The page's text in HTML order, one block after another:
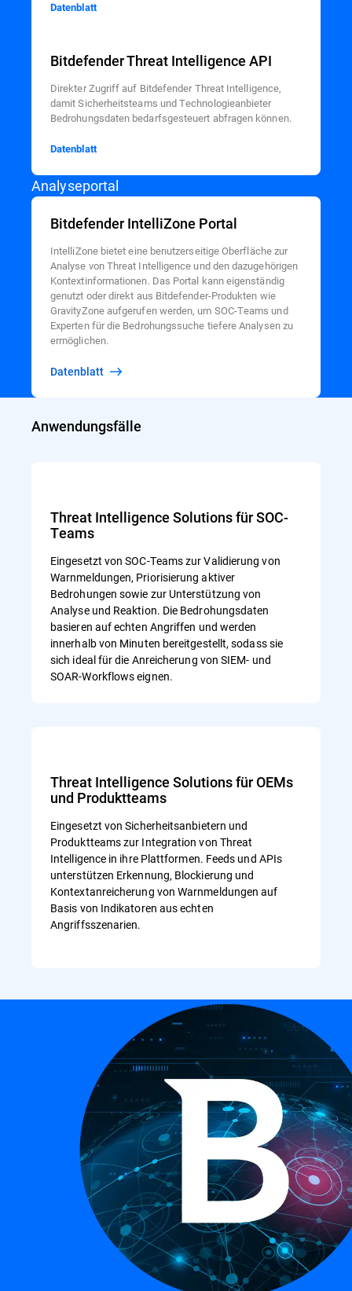
Datenblatt
Bitdefender Threat Intelligence API
Direkter Zugriff auf Bitdefender Threat Intelligence,
damit Sicherheitsteams und Technologieanbieter
Bedrohungsdaten bedarfsgesteuert abfragen können.
Datenblatt
Analyseportal
Bitdefender IntelliZone Portal
IntelliZone bietet eine benutzerseitige Oberfläche zur
Analyse von Threat Intelligence und den dazugehörigen
Kontextinformationen. Das Portal kann eigenständig
genutzt oder direkt aus Bitdefender-Produkten wie
GravityZone aufgerufen werden, um SOC-Teams und
Experten für die Bedrohungssuche tiefere Analysen zu
ermöglichen.
Datenblatt
Anwendungsfälle
Threat Intelligence Solutions für SOC-
Teams
Eingesetzt von SOC-Teams zur Validierung von
Warnmeldungen, Priorisierung aktiver
Bedrohungen sowie zur Unterstützung von
Analyse und Reaktion. Die Bedrohungsdaten
basieren auf echten Angriffen und werden
innerhalb von Minuten bereitgestellt, sodass sie
sich ideal für die Anreicherung von SIEM- und
SOAR-Workflows eignen.
Threat Intelligence Solutions für OEMs
und Produktteams
Eingesetzt von Sicherheitsanbietern und
Produktteams zur Integration von Threat
Intelligence in ihre Plattformen. Feeds und APIs
unterstützen Erkennung, Blockierung und
Kontextanreicherung von Warnmeldungen auf
Basis von Indikatoren aus echten
Angriffsszenarien.